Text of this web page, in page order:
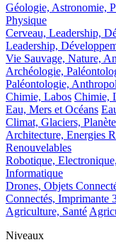
Géologie, Astronomie,
Physique
Cerveau, Leadership,
Leadership,
Vie Sauvage, Nature,
Archéologie,
Paléontologie,
Chimie, Labos Chimie,
Eau, Mers et Océans
Climat, Glaciers, Planète
Architecture, Energies
Renouvelables
Robotique,
Informatique
Drones, Objets
Connectés, Imprimante
Agriculture, Santé
Niveaux